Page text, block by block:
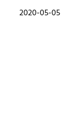
2020-05-05